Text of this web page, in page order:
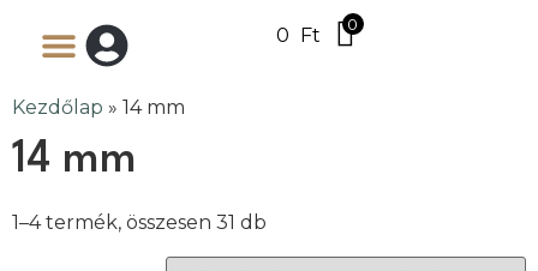
0 Ft 0
Kezdőlap » 14 mm
14 mm
1–4 termék, összesen 31 db